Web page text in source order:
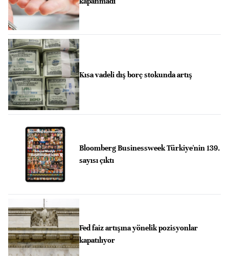
Kısa vadeli dış borç stokunda artış
Bloomberg Businessweek Türkiye'nin 139.
sayısı çıktı
Fed faiz artışına yönelik pozisyonlar
kapatılıyor